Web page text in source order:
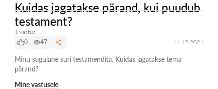
Kuidas jagatakse pärand, kui puudub
testament?
1 vastus
0
47 14.12.2024
Minu sugulane suri testamendita. Kuidas jagatakse tema
pärand?
Mine vastusele